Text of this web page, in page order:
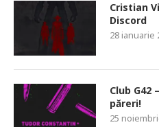
Cristian
Discord
28 ianuarie
Club G42
păreri!
25